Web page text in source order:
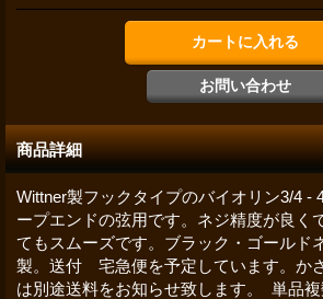
商品詳細
Wittner製フックタイプのバイオリン3/4 -
ープエンドの弦用です。ネジ精度が良く
てもスムーズです。ブラック・ゴールド
製。送付 宅急便を予定しています。か
は別途送料をお知らせ致します。 単品